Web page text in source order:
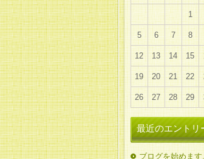
1
5 6 7 8
12 13 14 15
19 20 21 22
26 27 28 29
最近のエントリ
ブログを始めます